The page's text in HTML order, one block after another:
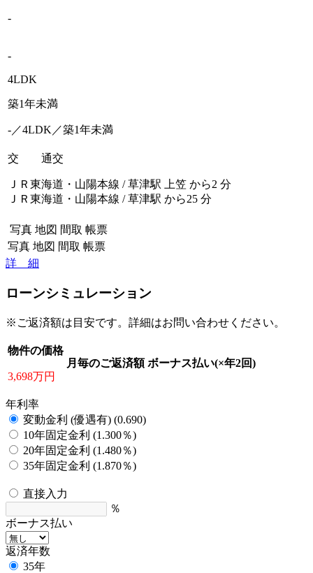
-
-
4LDK
築1年未満
-／4LDK／築1年未満
交 通交
ＪＲ東海道・山陽本線 / 草津駅 上笠 から2 分
ＪＲ東海道・山陽本線 / 草津駅 から25 分
写真 地図 間取 帳票
写真 地図 間取 帳票
詳 細
ローンシミュレーション
※ご返済額は目安です。詳細はお問い合わせください。
物件の価格
3,698万円
月毎のご返済額 ボーナス払い(×年2回)
年利率
変動金利 (優遇有) (0.690)
10年固定金利 (1.300％)
20年固定金利 (1.480％)
35年固定金利 (1.870％)
直接入力
％
ボーナス払い
返済年数
35年